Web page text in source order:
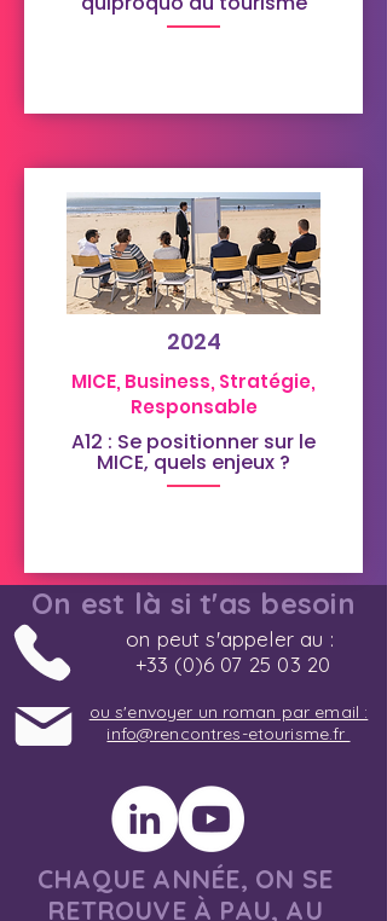
2024
MICE, Business, Stratégie,
Responsable
A12 : Se positionner sur le
MICE, quels enjeux ?
On est là si t'as besoin
on peut s'appeler au :
+33 (0)6 07 25 03 20
ou s'envoyer un roman par email :
info@rencontres-etourisme.fr
CHAQUE ANNÉE, ON SE
RETROUVE À PAU, AU